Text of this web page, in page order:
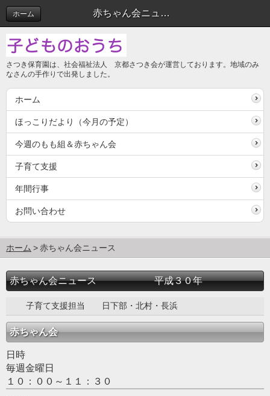
赤ちゃん会ニュース
ホーム
さつき保育園は、社会福祉法人 京都さつき会が運営しております。地域のみ
なさんの手作りで出発しました。
ホーム
ほっこりだより（今月の予定）
今週のもも組＆赤ちゃん会
子育て支援
年間行事
お問い合わせ
ホーム 赤ちゃん会ニュース
赤ちゃん会ニュース 平成３０年
子育て支援担当 日下部・北村・長浜
赤ちゃん会
日時
毎週金曜日
１０：００～１１：３０